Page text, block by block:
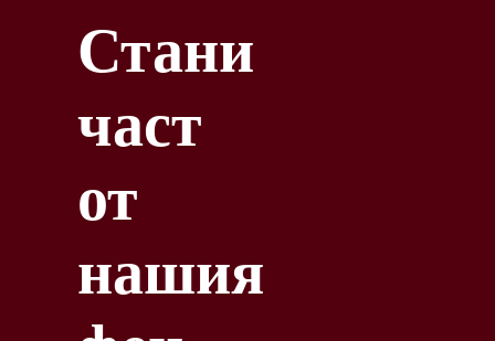
Стани
част
от
нашия